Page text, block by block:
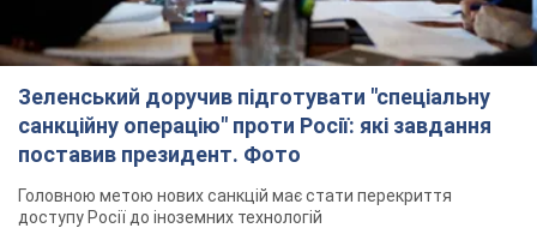
Зеленський доручив підготувати "спеціальну
санкційну операцію" проти Росії: які завдання
поставив президент. Фото
Головною метою нових санкцій має стати перекриття
доступу Росії до іноземних технологій